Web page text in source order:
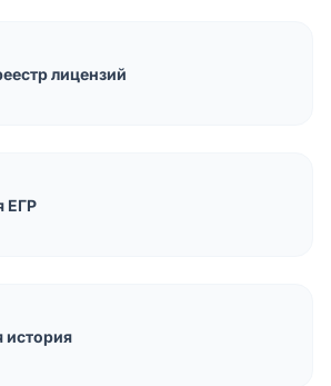
лицензий
ЕГР
история